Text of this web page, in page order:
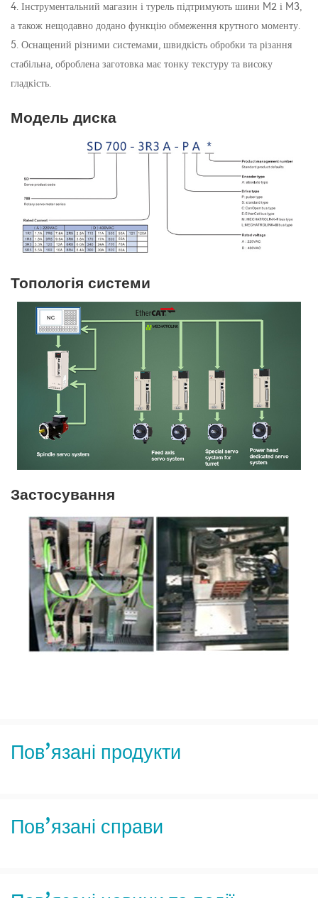
4. Інструментальний магазин і турель підтримують шини M2 і M3,
а також нещодавно додано функцію обмеження крутного моменту.
5. Оснащений різними системами, швидкість обробки та різання
стабільна, оброблена заготовка має тонку текстуру та високу
гладкість.
Модель диска
Топологія системи
Застосування
Пов’язані продукти
Пов’язані справи